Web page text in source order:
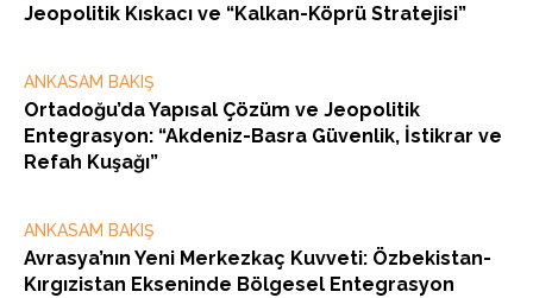
Jeopolitik Kıskacı ve “Kalkan-Köprü Stratejisi”
ANKASAM BAKIŞ
Ortadoğu’da Yapısal Çözüm ve Jeopolitik
Entegrasyon: “Akdeniz-Basra Güvenlik, İstikrar ve
Refah Kuşağı”
ANKASAM BAKIŞ
Avrasya’nın Yeni Merkezkaç Kuvveti: Özbekistan-
Kırgızistan Ekseninde Bölgesel Entegrasyon